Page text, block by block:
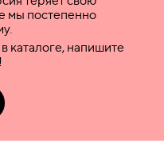
мы постепенно
каталоге, напишите